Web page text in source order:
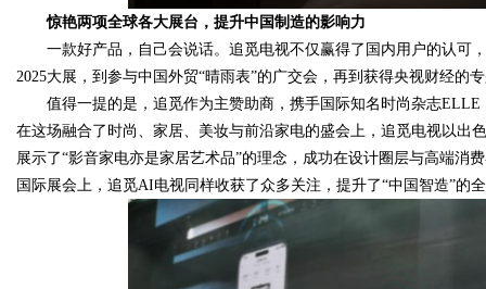
惊艳两项全球各大展台，提升中国制造的影响力
一款好产品，自己会说话。追觅电视不仅赢得了国内用户的认
2025大展，到参与中国外贸“晴雨表”的广交会，再到获得央视财经
值得一提的是，追觅作为主赞助商，携手国际知名时尚杂志
在这场融合了时尚、家居、美妆与前沿家电的盛会上，追觅电视以出
展示了“影音家电亦是家居艺术品”的理念，成功在设计圈层与高端消
国际展会上，追觅AI电视同样收获了众多关注，提升了“中国智造”的